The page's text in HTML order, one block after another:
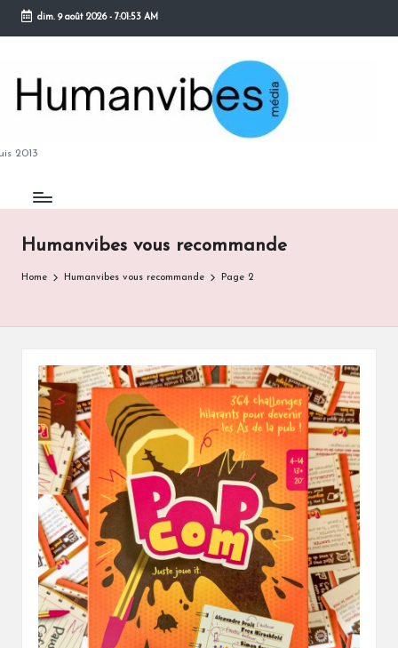
Skip
content
dim. 9 août 2026- 7:01:55 AM
2013
Humanvibes vous recommande
Home Humanvibes vous recommande Page 2